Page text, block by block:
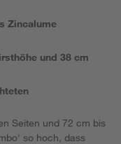
Zincalume
und 38 cm
Seiten und 72 cm bis
so hoch, dass